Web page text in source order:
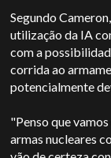
Segundo
utilização da IA
com a
corrida ao
potencialmente
"Penso que
armas nucleares